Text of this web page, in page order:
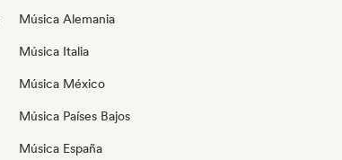
Música Alemania
Música Italia
Música México
Música Países Bajos
Música España